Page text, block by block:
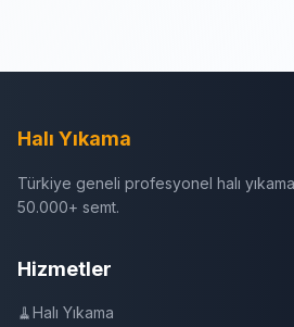
Halı Yıkama
Türkiye geneli profesyonel halı
50.000+ semt.
Hizmetler
🧹Halı Yıkama